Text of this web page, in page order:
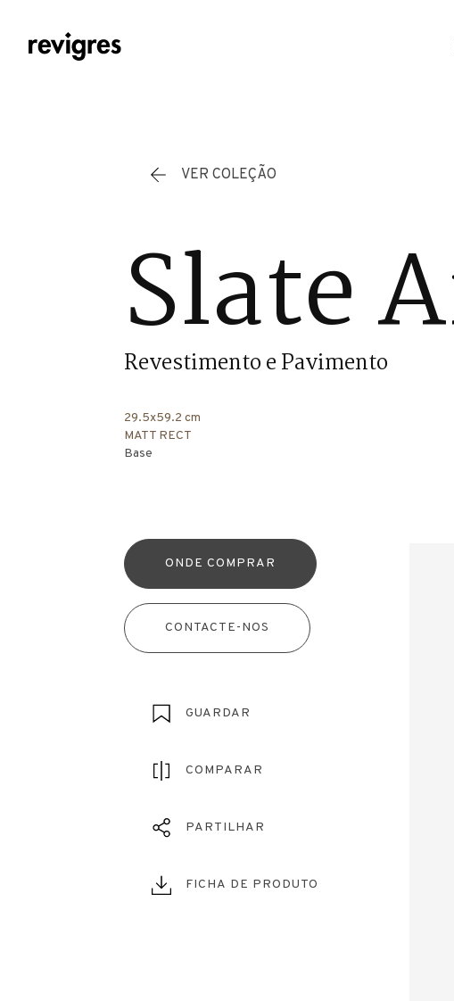
VER COLEÇÃO
Slate
Revestimento e Pavimento
29.5x59.2 cm
MATT RECT
Base
ONDE COMPRAR
CONTACTE-NOS
GUARDAR
COMPARAR
PARTILHAR
FICHA DE PRODUTO